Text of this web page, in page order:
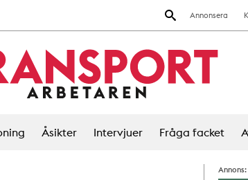
Annonsera
Åsikter Intervjuer Fråga facket
Annons: